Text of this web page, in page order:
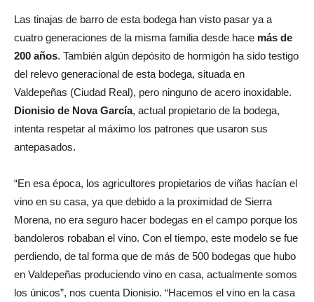
Las tinajas de barro de esta bodega han visto pasar ya a
cuatro generaciones de la misma familia desde hace más de
200 años. También algún depósito de hormigón ha sido testigo
del relevo generacional de esta bodega, situada en
Valdepeñas (Ciudad Real), pero ninguno de acero inoxidable.
Dionisio de Nova García, actual propietario de la bodega,
intenta respetar al máximo los patrones que usaron sus
antepasados.
“En esa época, los agricultores propietarios de viñas hacían el
vino en su casa, ya que debido a la proximidad de Sierra
Morena, no era seguro hacer bodegas en el campo porque los
bandoleros robaban el vino. Con el tiempo, este modelo se fue
perdiendo, de tal forma que de más de 500 bodegas que hubo
en Valdepeñas produciendo vino en casa, actualmente somos
los únicos”, nos cuenta Dionisio. “Hacemos el vino en la casa